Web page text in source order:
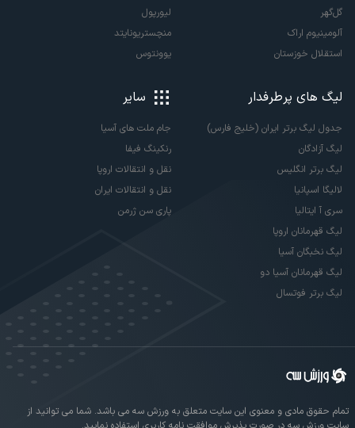
گل‌گهر
آلومینیوم اراک
استقلال خوزستان
لیورپول
منچستریونایتد
یوونتوس
لیگ های پرطرفدار
جدول لیگ برتر ایران (خلیج فارس)
لیگ آزادگان
لیگ برتر انگلیس
لالیگا اسپانیا
سری آ ایتالیا
لیگ قهرمانان اروپا
لیگ نخبگان آسیا
لیگ قهرمانان آسیا دو
لیگ برتر فوتسال
سایر
جام ملت های آسیا
رنکینگ فیفا
نقل و انتقالات اروپا
نقل و انتقالات ایران
پاری سن ژرمن
تمام حقوق مادی و معنوی این سایت متعلق به ورزش سه می باشد. شما می توانید از